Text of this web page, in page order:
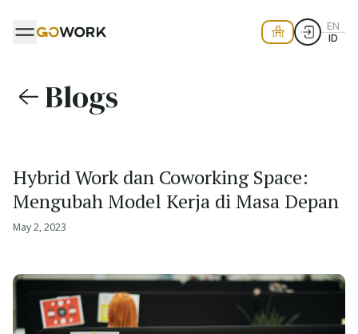
EN
ID
Blogs
Hybrid Work dan Coworking Space:
Mengubah Model Kerja di Masa Depan
May 2, 2023